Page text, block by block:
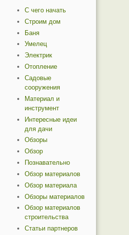
С чего начать
Строим дом
Баня
Умелец
Электрик
Отопление
Садовые
сооружения
Материал и
инструмент
Интересные идеи
для дачи
Обзоры
Обзор
Познавательно
Обзор материалов
Обзор материала
Обзоры материалов
Обзор материалов
строительства
Статьи партнеров